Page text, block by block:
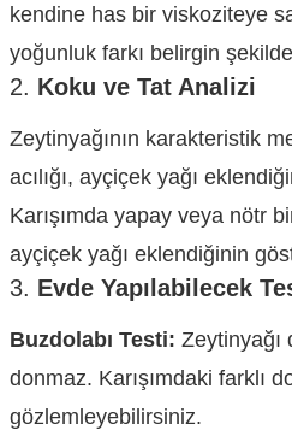
kendine has bir viskoziteye
yoğunluk farkı belirgin
2. Koku ve Tat Analizi
Zeytinyağının karakteristik
acılığı, ayçiçek yağı
Karışımda yapay veya nötr
ayçiçek yağı eklendiğinin
3. Evde Yapılabilecek
Buzdolabı Testi: Zeytinyağı
donmaz. Karışımdaki farklı
gözlemleyebilirsiniz.